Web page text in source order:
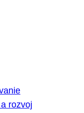
rozvoj